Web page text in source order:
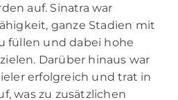
auf. Sinatra war
ganze Stadien mit
füllen und dabei hohe
Darüber hinaus war
erfolgreich und trat in
was zu zusätzlichen